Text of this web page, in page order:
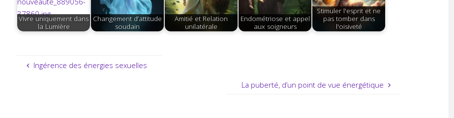
Vivre uniquement dans
la Lumière
Changement d’attitude
soudain
Amitié et Relation
unilatérale
Endométriose et appel
aux soigneurs
Stimuler l'esprit et ne
pas tomber dans
l'oisiveté
Ingérence des énergies sexuelles
La puberté, d’un point de vue énergétique